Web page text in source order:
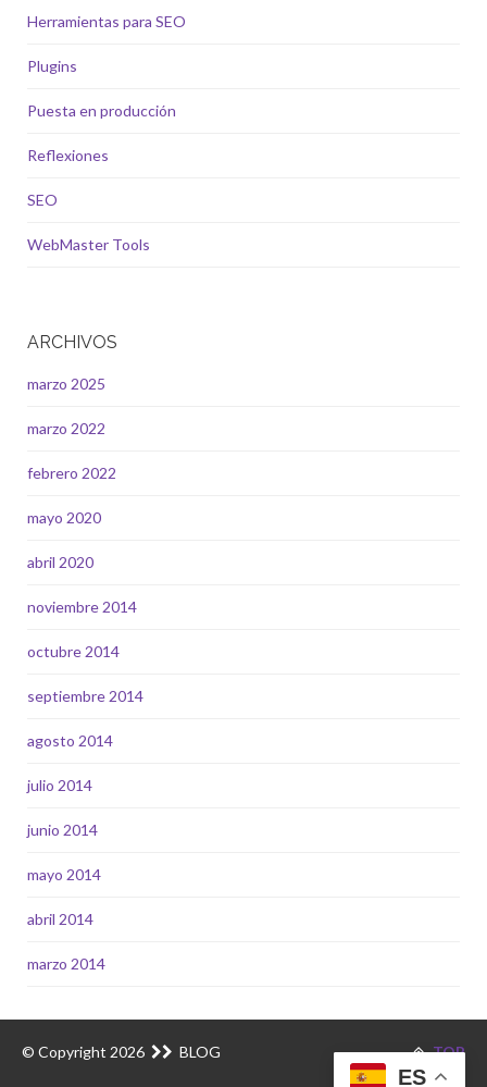
Herramientas para SEO
Plugins
Puesta en producción
Reflexiones
SEO
WebMaster Tools
ARCHIVOS
marzo 2025
marzo 2022
febrero 2022
mayo 2020
abril 2020
noviembre 2014
octubre 2014
septiembre 2014
agosto 2014
julio 2014
junio 2014
mayo 2014
abril 2014
marzo 2014
© Copyright 2026 BLOG TOP
ES